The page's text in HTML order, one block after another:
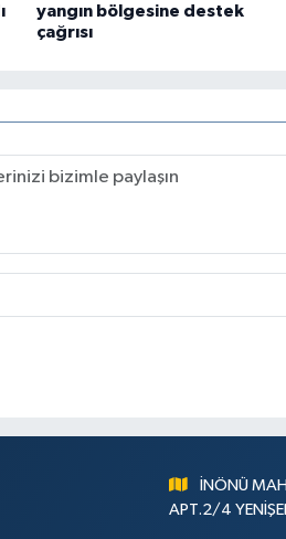
yangın bölgesine destek
çağrısı
İNÖNÜ
APT.2/4